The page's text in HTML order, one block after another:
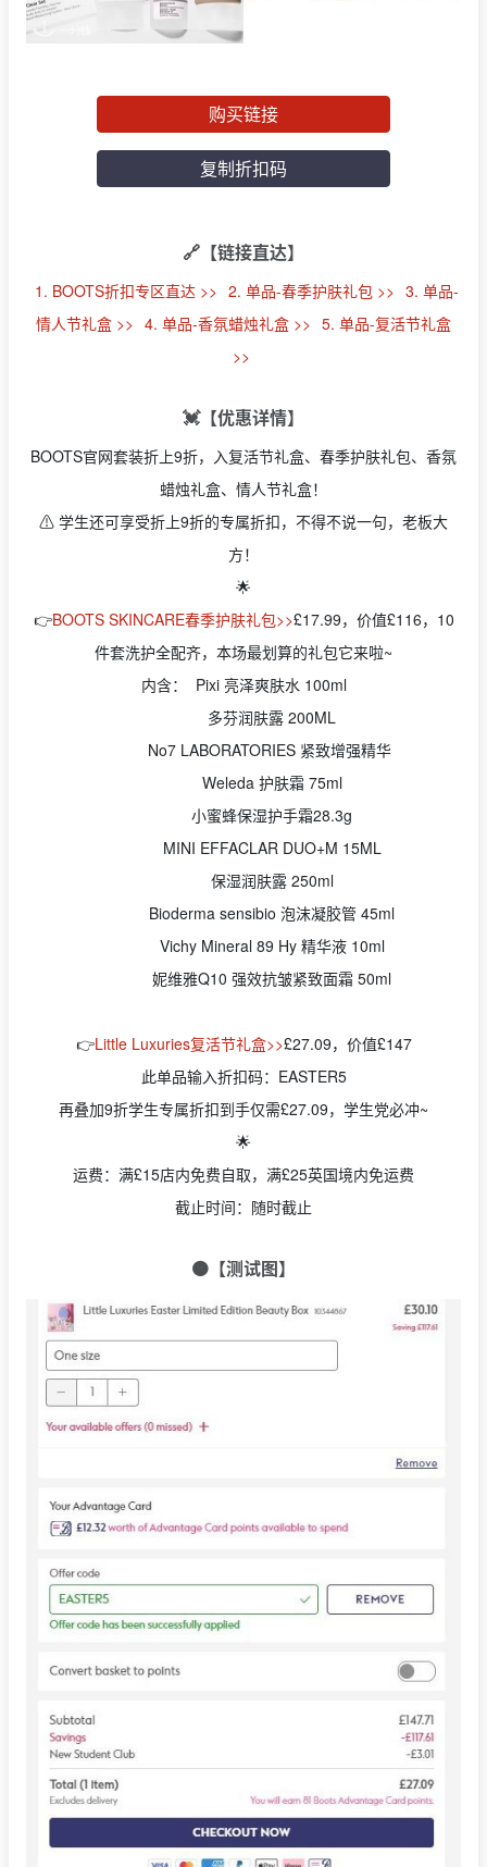
购买链接
复制折扣码
🔗【链接直达】
1. BOOTS折扣专区直达 >> 2. 单品-春季护肤礼包 >> 3. 单品-
情人节礼盒 >> 4. 单品-香氛蜡烛礼盒 >> 5. 单品-复活节礼盒
>>
💓【优惠详情】
BOOTS官网套装折上9折，入复活节礼盒、春季护肤礼包、香氛
蜡烛礼盒、情人节礼盒！
⚠ 学生还可享受折上9折的专属折扣，不得不说一句，老板大
方！
🌟
👉BOOTS SKINCARE春季护肤礼包>>£17.99，价值£116，10
件套洗护全配齐，本场最划算的礼包它来啦~
内含： Pixi 亮泽爽肤水 100ml
多芬润肤露 200ML
No7 LABORATORIES 紧致增强精华
Weleda 护肤霜 75ml
小蜜蜂保湿护手霜28.3g
MINI EFFACLAR DUO+M 15ML
保湿润肤露 250ml
Bioderma sensibio 泡沫凝胶管 45ml
Vichy Mineral 89 Hy 精华液 10ml
妮维雅Q10 强效抗皱紧致面霜 50ml
👉Little Luxuries复活节礼盒>>£27.09，价值£147
此单品输入折扣码：EASTER5
再叠加9折学生专属折扣到手仅需£27.09，学生党必冲~
🌟
运费：满£15店内免费自取，满£25英国境内免运费
截止时间：随时截止
🟠【测试图】